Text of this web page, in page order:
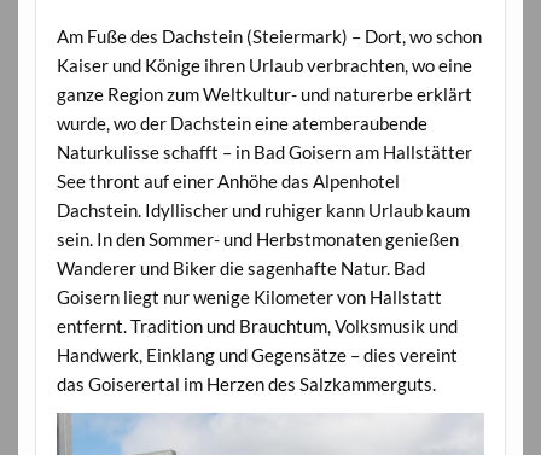
Am Fuße des Dachstein (Steiermark) – Dort, wo schon
Kaiser und Könige ihren Urlaub verbrachten, wo eine
ganze Region zum Weltkultur- und naturerbe erklärt
wurde, wo der Dachstein eine atemberaubende
Naturkulisse schafft – in Bad Goisern am Hallstätter
See thront auf einer Anhöhe das Alpenhotel
Dachstein. Idyllischer und ruhiger kann Urlaub kaum
sein. In den Sommer- und Herbstmonaten genießen
Wanderer und Biker die sagenhafte Natur. Bad
Goisern liegt nur wenige Kilometer von Hallstatt
entfernt. Tradition und Brauchtum, Volksmusik und
Handwerk, Einklang und Gegensätze – dies vereint
das Goiserertal im Herzen des Salzkammerguts.